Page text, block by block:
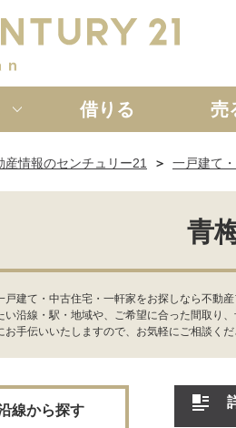
新築一戸建て 中古
借りる 売
産情報のセンチュリー21 一戸建て
青
戸建て・中古住宅・一軒家をお探しなら不動
い沿線・駅・地域や、ご希望に合った間取り
お手伝いいたしますので、お気軽にご相談くだ
線から探す